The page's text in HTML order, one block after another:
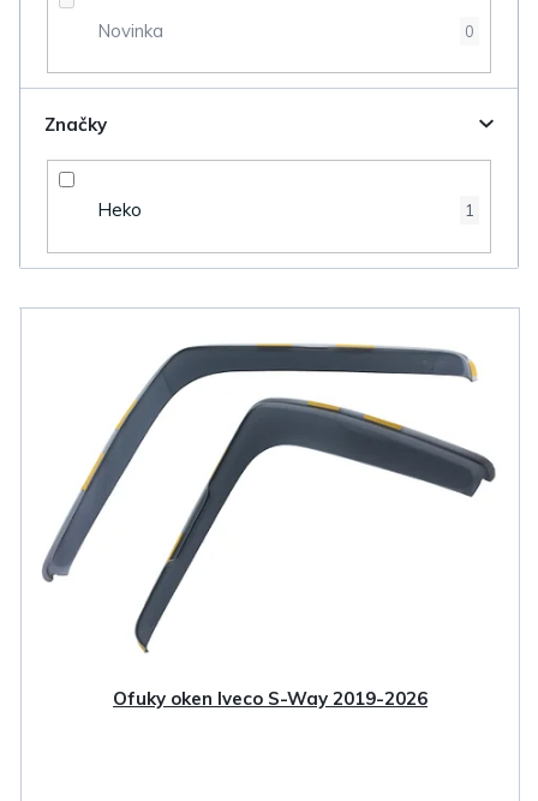
Novinka 0
Značky
Heko 1
Ofuky oken Iveco S-Way 2019-2026